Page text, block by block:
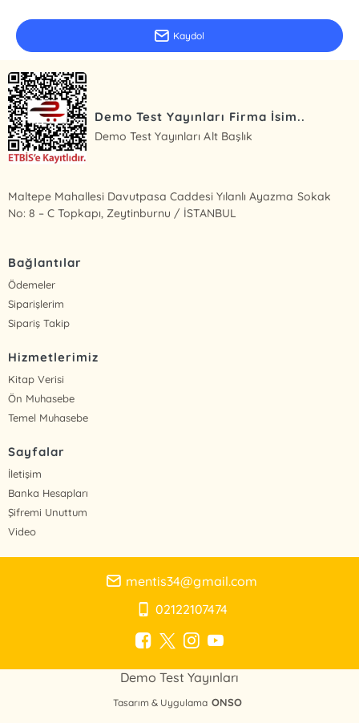
Kaydol
Demo Test Yayınları Firma İsim..
Demo Test Yayınları Alt Başlık
Maltepe Mahallesi Davutpasa Caddesi Yılanlı Ayazma Sokak
No: 8 – C Topkapı, Zeytinburnu / İSTANBUL
Bağlantılar
Ödemeler
Siparişlerim
Sipariş Takip
Hizmetlerimiz
Kitap Verisi
Ön Muhasebe
Temel Muhasebe
Sayfalar
İletişim
Banka Hesapları
Şifremi Unuttum
Video
mentis34@gmail.com
02122107474
Demo Test Yayınları
Tasarım & Uygulama ONSO